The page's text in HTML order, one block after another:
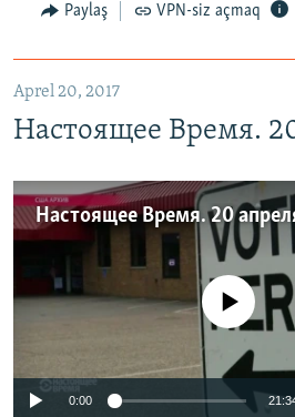
Paylaş VPN-siz açmaq
Aprel 20, 2017
Настоящее Время.
Настоящее Время. 20
No media source
0:00